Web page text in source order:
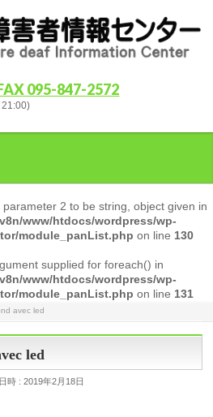
095-847-2572
21:00)
2 to be string, object given in
www/htdocs/wordpress/wp-
module_panList.php on line 130
supplied for foreach() in
www/htdocs/wordpress/wp-
module_panList.php on line 131
avec led
led
時 : 2019年2月18日